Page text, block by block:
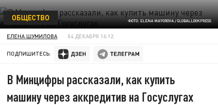
ФОТО: ELENA MAYOROVA / GLOBALLOOKPRESS
ОБЩЕСТВО
ЕЛЕНА ШУМИЛОВА 04 ДЕКАБРЯ 16:12
ПОДПИШИТЕСЬ:
В Минцифры рассказали, как купить
машину через аккредитив на Госуслугах